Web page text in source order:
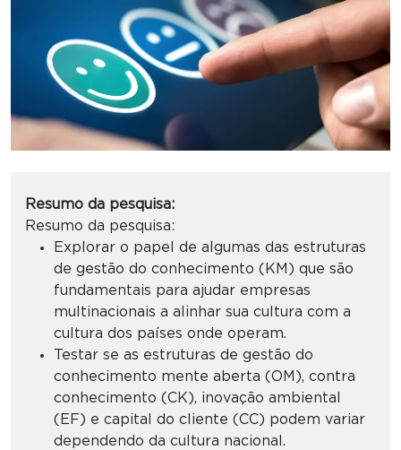
Resumo da pesquisa:
Resumo da pesquisa:
Explorar o papel de algumas das estruturas
de gestão do conhecimento (KM) que são
fundamentais para ajudar empresas
multinacionais a alinhar sua cultura com a
cultura dos países onde operam.
Testar se as estruturas de gestão do
conhecimento mente aberta (OM), contra
conhecimento (CK), inovação ambiental
(EF) e capital do cliente (CC) podem variar
dependendo da cultura nacional.